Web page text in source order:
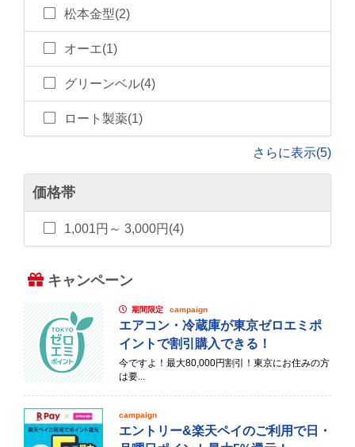
松本金型(2)
オーエ(1)
グリーンベル(4)
ロート製薬(1)
さらに表示(5)
価格帯
1,001円～ 3,000円(4)
キャンペーン
期間限定 campaign
エアコン・冷蔵庫が東京ゼロエミポ
イントで割引購入できる！
今ですよ！最大80,000円割引！東京にお住みの方
は要...
campaign
エントリー&楽天ペイのご利用で日・